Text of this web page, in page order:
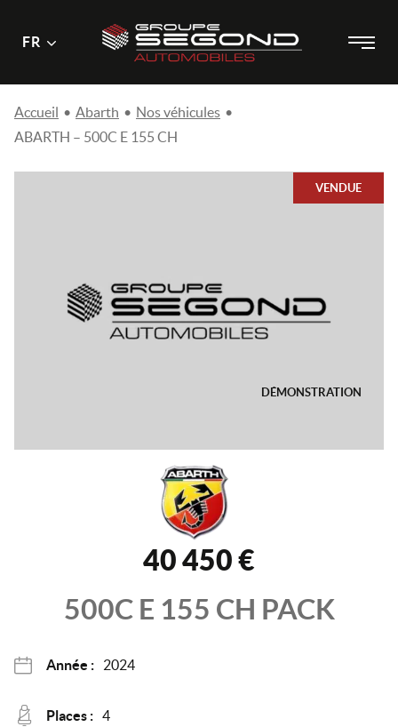
Passer
Menu
principal
Menu
FR
Accueil • Abarth • Nos véhicules •
ABARTH – 500C E 155 CH
DÉMONSTRATION
VENDUE
40 450 €
500C E 155 CH PACK
Année : 2024
Places : 4